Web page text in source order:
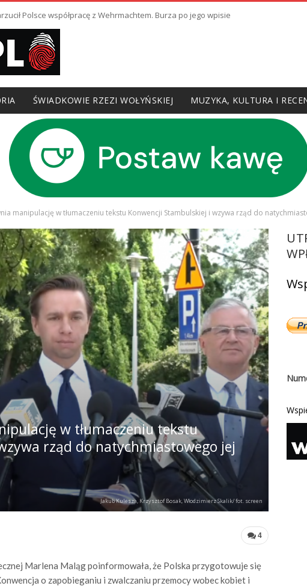
Polsce współpracę z Wehrmachtem. Burza po jego wpisie
ŚWIADKOWIE RZEZI WOŁYŃSKIEJ MUZYKA, KULTURA I
manipulację w tłumaczeniu tekstu Konwencji Stambulskiej i wzywa rząd do
w tłumaczeniu tekstu
rząd do natychmiastowego jej
Jakub Kulesza, Krzysztof Bosak, Włodzimierz Skalik/ fot. screen
4
Marlena Maląg poinformowała, że Polska przygotowuje się
o zapobieganiu i zwalczaniu przemocy wobec kobiet i